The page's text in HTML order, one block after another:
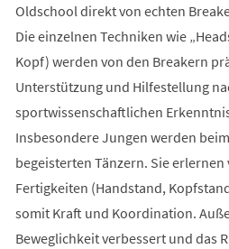
Oldschool direkt von echten
Die einzelnen Techniken wie
Kopf) werden von den Breakern
Unterstützung und Hilfestellung
sportwissenschaftlichen
Insbesondere Jungen werden
begeisterten Tänzern. Sie
Fertigkeiten (Handstand,
somit Kraft und Koordination.
Beweglichkeit verbessert und das